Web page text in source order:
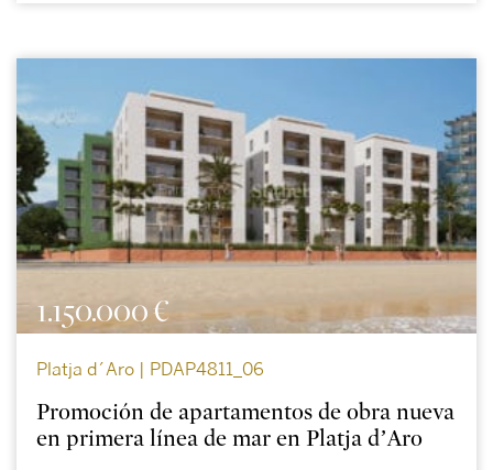
1.150.000 €
Platja d´Aro | PDAP4811_06
Promoción de apartamentos de obra nueva
en primera línea de mar en Platja d’Aro